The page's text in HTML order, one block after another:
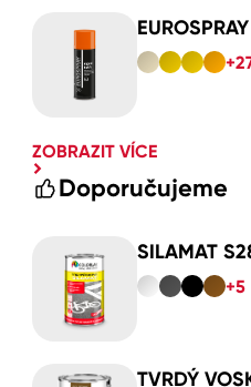
ZOBRAZIT VÍCE
Doporučujeme
SILAMAT
+5
TVRDÝ